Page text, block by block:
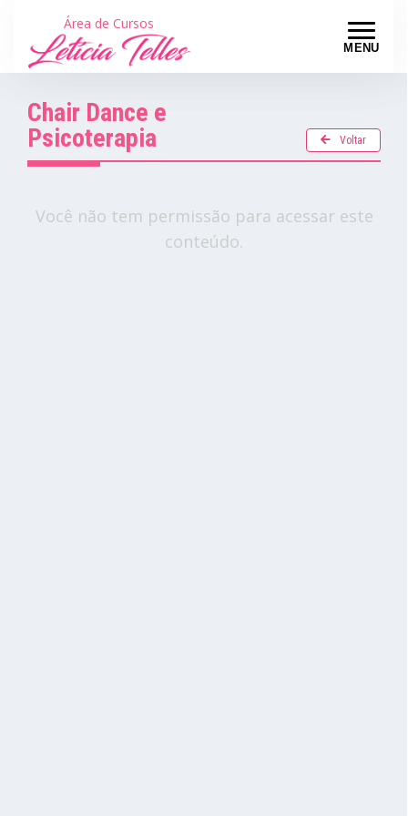
MENU
Área de Cursos
Chair Dance e
Psicoterapia
Voltar
Você não tem permissão para acessar este
conteúdo.